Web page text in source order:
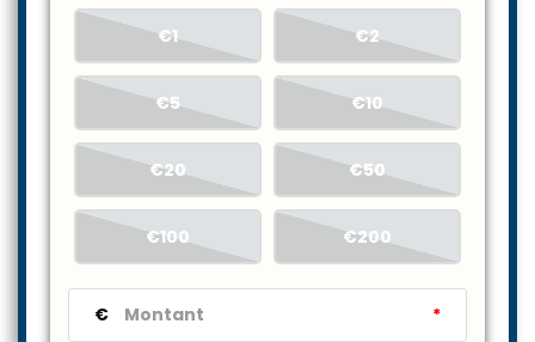
€1 €2
€5 €10
€20 €50
€100 €200
€ *